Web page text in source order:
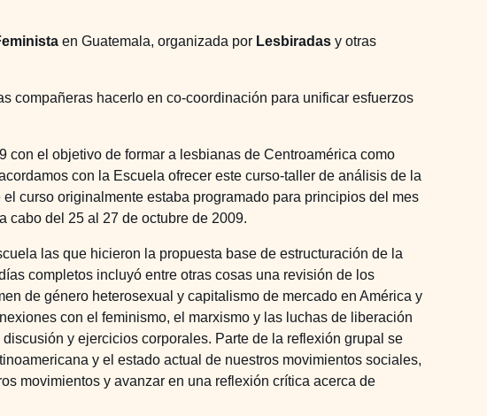
en Guatemala, organizada por Lesbiradas y otras
compañeras hacerlo en co-coordinación para unificar esfuerzos
el objetivo de formar a lesbianas de Centroamérica como
con la Escuela ofrecer este curso-taller de análisis de la
curso originalmente estaba programado para principios del mes
cabo del 25 al 27 de octubre de 2009.
las que hicieron la propuesta base de estructuración de la
completos incluyó entre otras cosas una revisión de los
de género heterosexual y capitalismo de mercado en América y
con el feminismo, el marxismo y las luchas de liberación
y ejercicios corporales. Parte de la reflexión grupal se
y el estado actual de nuestros movimientos sociales,
movimientos y avanzar en una reflexión crítica acerca de